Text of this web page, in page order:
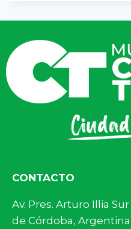
CONTACTO
Av. Pres. Arturo
de Córdoba, Argentina.